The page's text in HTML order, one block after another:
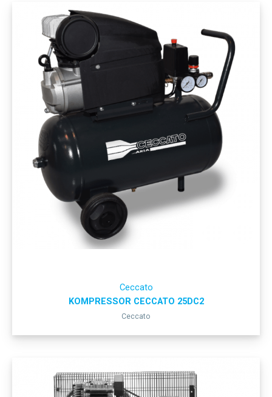
Ceccato
KOMPRESSOR CECCATO 25DC2
Ceccato